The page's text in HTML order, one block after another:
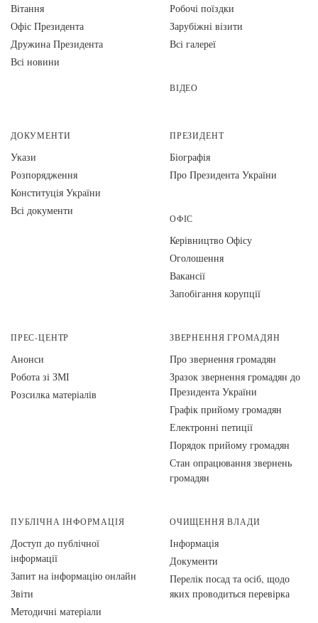
Вiтання
Офіс Президента
Дружина Президента
Всі новини
Робочі поїздки
Зарубіжні візити
Всі галереї
ВІДЕО
ДОКУМЕНТИ
Укази
Розпорядження
Конституція України
Всі документи
ПРЕЗИДЕНТ
Біографія
Про Президента України
ОФІС
Керівництво Офісу
Оголошення
Вакансії
Запобігання корупції
ПРЕС-ЦЕНТР
Анонси
Робота зі ЗМІ
Розсилка матеріалів
ЗВЕРНЕННЯ ГРОМАДЯН
Про звернення громадян
Зразок звернення громадян до
Президента України
Графік прийому громадян
Електронні петиції
Порядок прийому громадян
Стан опрацювання звернень
громадян
ПУБЛІЧНА ІНФОРМАЦІЯ
Доступ до публічної
інформації
Запит на інформацію онлайн
Звіти
Методичні матеріали
ОЧИЩЕННЯ ВЛАДИ
Інформація
Документи
Перелік посад та осіб, щодо
яких проводиться перевірка